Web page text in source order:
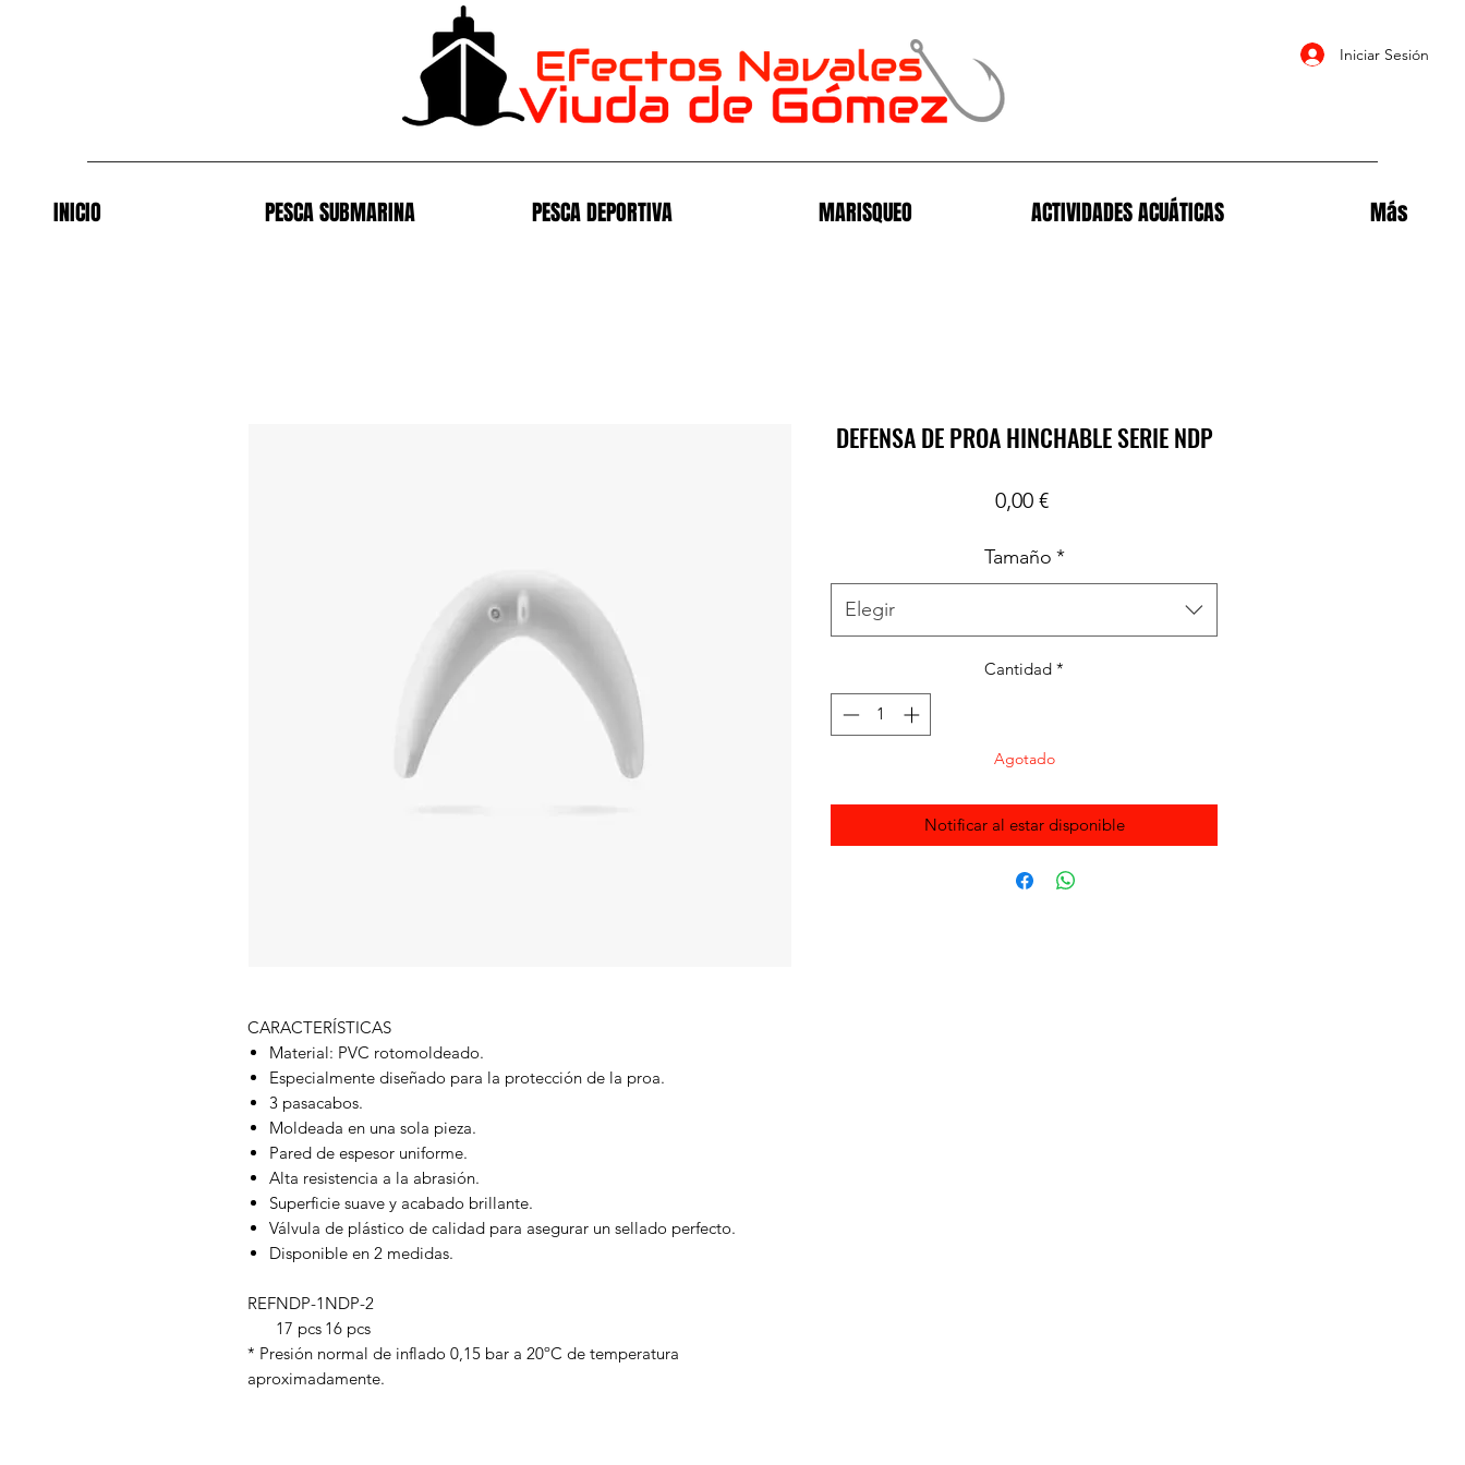
Iniciar Sesión
INICIO PESCA SUBMARINA PESCA DEPORTIVA MARISQUEO ACTIVIDADES ACUÁTICAS Más
CARACTERÍSTICAS
Material: PVC rotomoldeado.
Especialmente diseñado para la protección de la proa.
3 pasacabos.
Moldeada en una sola pieza.
Pared de espesor uniforme.
Alta resistencia a la abrasión.
Superficie suave y acabado brillante.
Válvula de plástico de calidad para asegurar un sellado perfecto.
Disponible en 2 medidas.
REFNDP-1 NDP-2
17 pcs 16 pcs
* Presión normal de inflado 0,15 bar a 20ºC de temperatura
aproximadamente.
DEFENSA DE PROA HINCHABLE SERIE NDP
0,00 €Precio
Tamaño *
Elegir
Cantidad *
Agotado
Notificar al estar disponible